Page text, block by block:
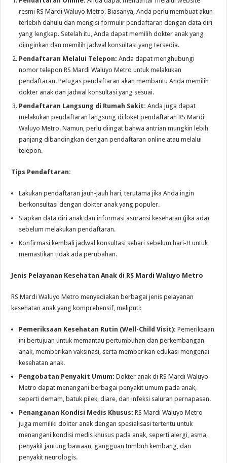
resmi RS Mardi Waluyo Metro. Biasanya, Anda perlu membuat akun
terlebih dahulu dan mengisi formulir pendaftaran dengan data diri
yang lengkap. Setelah itu, Anda dapat memilih dokter anak yang
diinginkan dan memilih jadwal konsultasi yang tersedia.
Pendaftaran Melalui Telepon: Anda dapat menghubungi
nomor telepon RS Mardi Waluyo Metro untuk melakukan
pendaftaran. Petugas pendaftaran akan membantu Anda memilih
dokter anak dan jadwal konsultasi yang sesuai.
Pendaftaran Langsung di Rumah Sakit: Anda juga dapat
melakukan pendaftaran langsung di loket pendaftaran RS Mardi
Waluyo Metro. Namun, perlu diingat bahwa antrian mungkin lebih
panjang dibandingkan dengan pendaftaran online atau melalui
telepon.
Tips Pendaftaran:
Lakukan pendaftaran jauh-jauh hari, terutama jika Anda ingin
berkonsultasi dengan dokter anak yang populer.
Siapkan data diri anak dan informasi asuransi kesehatan (jika ada)
sebelum melakukan pendaftaran.
Konfirmasi kembali jadwal konsultasi sehari sebelum hari-H untuk
memastikan tidak ada perubahan.
Jenis Pelayanan Kesehatan Anak di RS Mardi Waluyo Metro
RS Mardi Waluyo Metro menyediakan berbagai jenis pelayanan
kesehatan anak yang komprehensif, meliputi:
Pemeriksaan Kesehatan Rutin (Well-Child Visit): Pemeriksaan
ini bertujuan untuk memantau pertumbuhan dan perkembangan
anak, memberikan vaksinasi, serta memberikan edukasi mengenai
kesehatan anak.
Pengobatan Penyakit Umum: Dokter anak di RS Mardi Waluyo
Metro dapat menangani berbagai penyakit umum pada anak,
seperti demam, batuk pilek, diare, dan infeksi saluran pernapasan.
Penanganan Kondisi Medis Khusus: RS Mardi Waluyo Metro
juga memiliki dokter anak dengan spesialisasi tertentu untuk
menangani kondisi medis khusus pada anak, seperti alergi, asma,
penyakit jantung bawaan, gangguan tumbuh kembang, dan
penyakit neurologis.